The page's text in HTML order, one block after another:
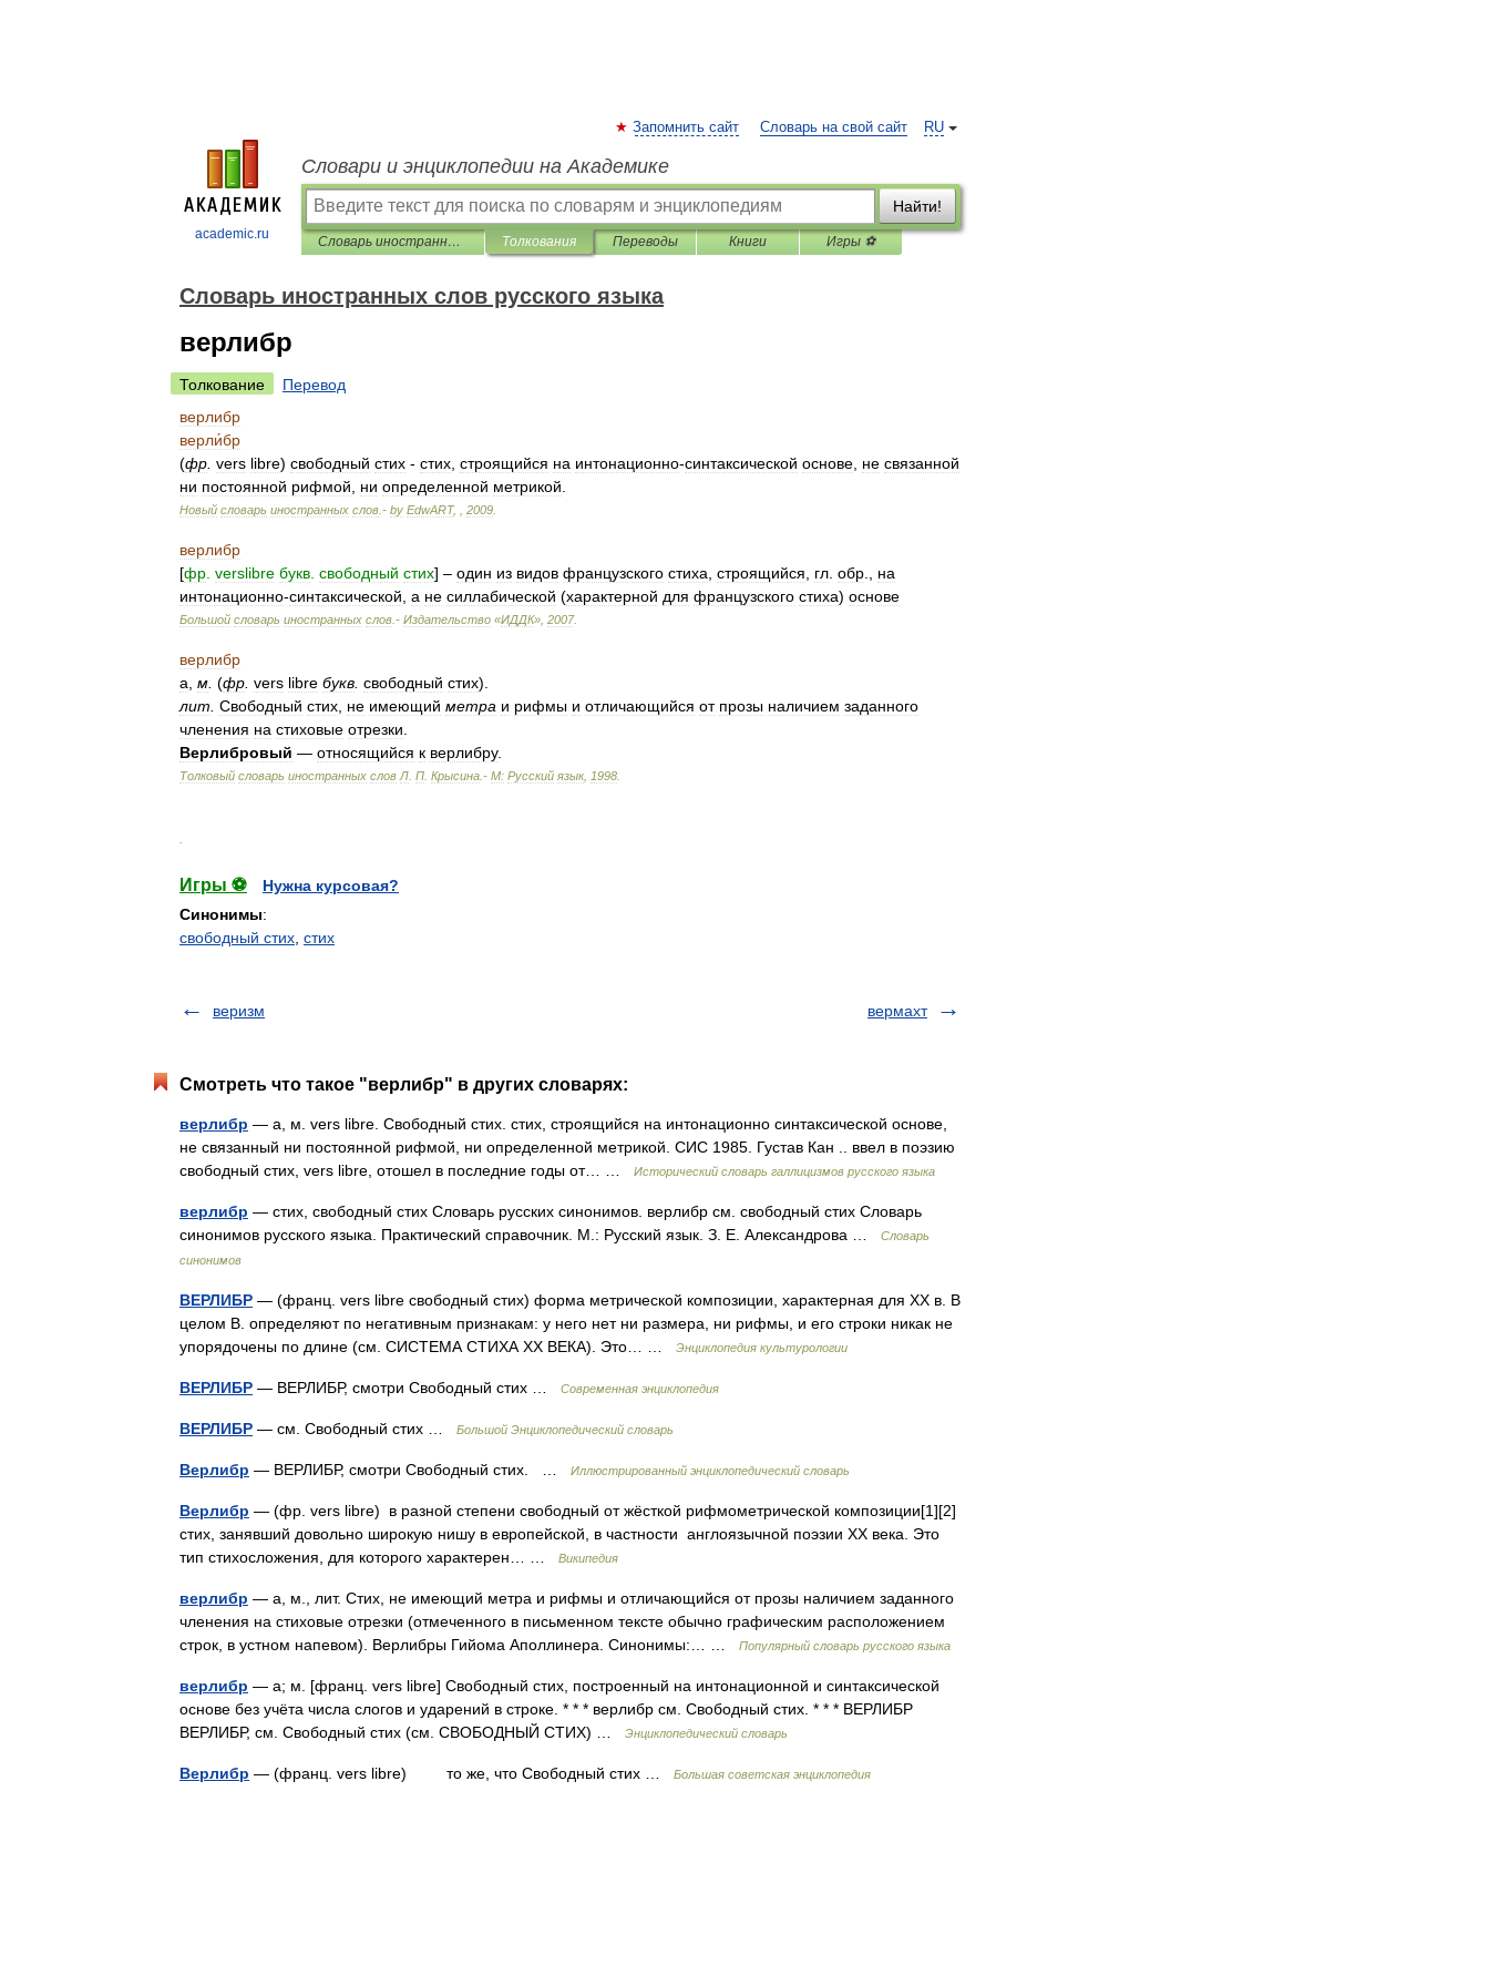
academic.ru
RU
Запомнить сайт Словарь на свой сайт
Словари и энциклопедии на Академике
Найти!
Словарь иностранных слов русского языка Толкования Переводы Книги Игры ⚽
Словарь иностранных слов русского языка
верлибр
Толкование
Перевод
верлибр
верли́бр
(фр vers libre) свободный стих - стих строящийся на интонационно-синтаксической основе не связанной
ни постоянной рифмой ни определенной метрикой
Новый словарь иностранных слов .- by EdwART, 2009
верлибр
[фр verslibre букв свободный стих] – один из видов французского стиха строящийся гл обр
на
интонационно-синтаксической а не силлабической (характерной для французского стиха) основе
Большой словарь иностранных слов .- Издательство «ИДДК» 2007.
верлибр
а м (фр vers libre букв свободный стих).
лит Свободный стих не имеющий метра и рифмы и отличающийся от прозы наличием заданного
членения на стиховые отрезки
Верлибровый — относящийся к верлибру.
Толковый словарь иностранных слов Л П Крысина .- М: Русский язык, 1998
Игры ⚽
Нужна курсовая?
Синонимы:
свободный стих стих
веризм вермахт
Смотреть что такое "верлибр" в других словарях:
верлибр — а, м. vers libre. Свободный стих. стих, строящийся на интонационно синтаксической основе,
не связанный ни постоянной рифмой, ни определенной метрикой. СИС 1985. Густав Кан .. ввел в поэзию
свободный стих, vers libre, отошел в последние годы от… …
Исторический словарь галлицизмов русского языка
верлибр — стих, свободный стих Словарь русских синонимов. верлибр см. свободный стих Словарь
синонимов русского языка. Практический справочник. М.: Русский язык. З. Е. Александрова …
Словарь
синонимов
ВЕРЛИБР — (франц. vers libre свободный стих) форма метрической композиции, характерная для ХХ в. В
целом В. определяют по негативным признакам: у него нет ни размера, ни рифмы, и его строки никак не
упорядочены по длине (см. СИСТЕМА СТИХА ХХ ВЕКА). Это… …
Энциклопедия культурологии
ВЕРЛИБР — ВЕРЛИБР, смотри Свободный стих … Современная энциклопедия
ВЕРЛИБР — см. Свободный стих … Большой Энциклопедический словарь
Верлибр — ВЕРЛИБР, смотри Свободный стих. … Иллюстрированный энциклопедический словарь
Верлибр — (фр. vers libre) в разной степени свободный от жёсткой рифмометрической композиции[1][2]
стих, занявший довольно широкую нишу в европейской, в частности англоязычной поэзии XX века. Это
тип стихосложения, для которого характерен… …
Википедия
верлибр — а, м., лит. Стих, не имеющий метра и рифмы и отличающийся от прозы наличием заданного
членения на стиховые отрезки (отмеченного в письменном тексте обычно графическим расположением
строк, в устном напевом). Верлибры Гийома Аполлинера. Синонимы:… …
Популярный словарь русского языка
верлибр — а; м. [франц. vers libre] Свободный стих, построенный на интонационной и синтаксической
основе без учёта числа слогов и ударений в строке. * * * верлибр см. Свободный стих. * * * ВЕРЛИБР
ВЕРЛИБР, см. Свободный стих (см. СВОБОДНЫЙ СТИХ) …
Энциклопедический словарь
Верлибр — (франц. vers libre) то же, что Свободный стих … Большая советская энциклопедия